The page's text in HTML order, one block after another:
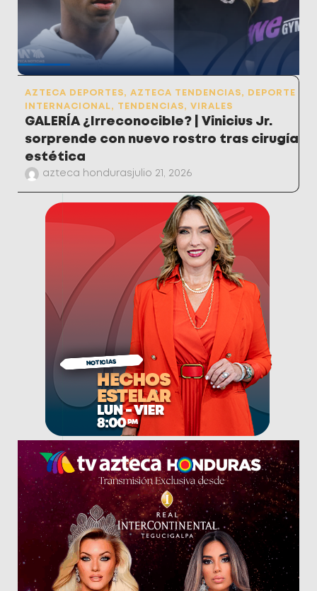
AZTECA DEPORTES, AZTECA TENDENCIAS,
DEPORTE
INTERNACIONAL, TENDENCIAS, VIRALES
GALERÍA ¿Irreconocible? | Vinicius Jr.
sorprende con nuevo rostro tras cirugía
estética
azteca hondurasjulio 21, 2026